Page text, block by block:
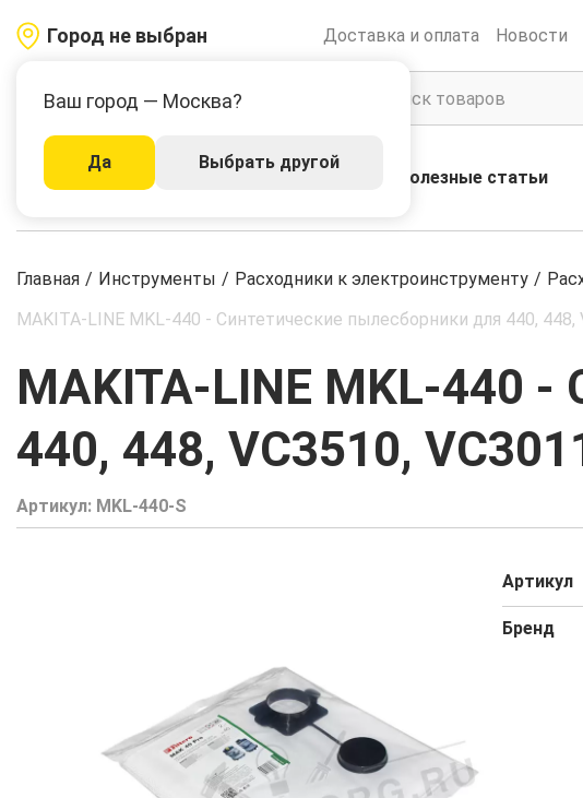
Город не выбран
Ваш город — Москва?
Да Выбрать другой
Доставка и оплата Новости
Каталог Акции Полезные статьи
Главная / Инструменты / Расходники к электроинструменту /
MAKITA-LINE MKL-440 - Синтетические пылесборники для 440,
MAKITA-LINE MKL-440
440, 448, VC3510,
Артикул: MKL-440-S
Артикул
Бренд